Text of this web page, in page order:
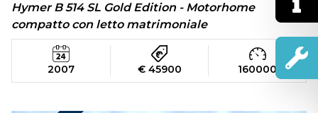
Hymer B 514 SL Gold Edition - Motorhome
compatto con letto matrimoniale
2007 € 45900 160000